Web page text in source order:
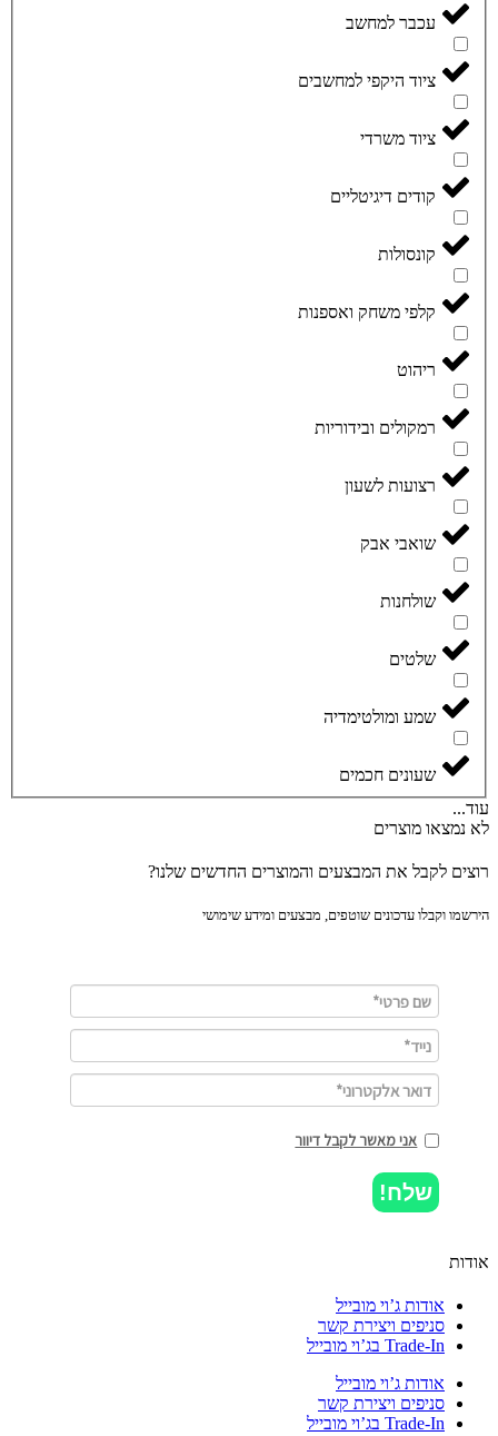
עכבר למחשב
ציוד היקפי למחשבים
ציוד משרדי
קודים דיגיטליים
קונסולות
קלפי משחק ואספנות
ריהוט
רמקולים ובידוריות
רצועות לשעון
שואבי אבק
שולחנות
שלטים
שמע ומולטימדיה
שעונים חכמים
מוצרים
לקבל את המבצעים והמוצרים החדשים שלנו?
וקבלו עדכונים שוטפים, מבצעים ומידע שימושי
אני מאשר לקבל דיוור
שלח!
אודות ג’וי מובייל
סניפים ויצירת קשר
Trade-In בג’וי מובייל
אודות ג’וי מובייל
סניפים ויצירת קשר
Trade-In בג’וי מובייל